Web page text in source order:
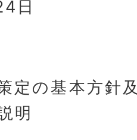
日
定の基本方針
明